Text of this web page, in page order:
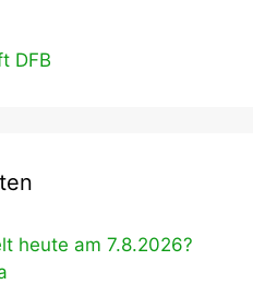
DFB
heute am 7.8.2026?